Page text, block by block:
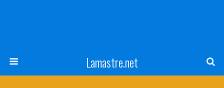
Lamastre.net